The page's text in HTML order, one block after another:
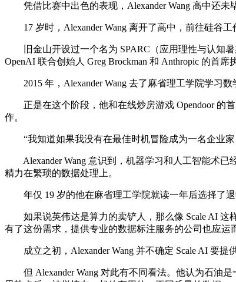
凭借比赛中出色的表现，Alexander Wang 高中还未
17 岁时，Alexander Wang 离开了高中，前往硅谷工
旧金山开设过一个名为 SPARC（应用理性与认知暑
OpenAI 联合创始人 Greg Brockman 和 Anthropic 的首
2015 年，Alexander Wang 去了麻省理工学院学习数
正是在这个阶段，他和在线炒房游戏 Opendoor 的首
作。
“我知道如果我没有在最佳时机冒险成为一名企业家
Alexander Wang 意识到，机器学习和人工智能术已
精力在繁琐的数据处理上。
年仅 19 岁的他在麻省理工学院就读一年后选择了退
如果说英伟达是算力的卖铲人，那么像 Scale AI 这
有了这份需求，提供专业的数据标注服务的公司也应运
成立之初，Alexander Wang 并不确定 Scale AI 要提
但 Alexander Wang 对此有不同看法。他认为石油是